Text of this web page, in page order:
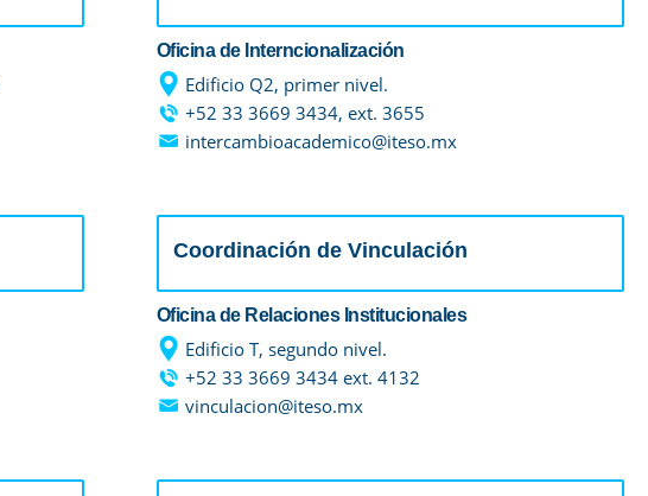
Oficina de Interncionalización
Edificio Q2, primer nivel.
+52 33 3669 3434, ext. 3655
intercambioacademico@iteso.mx
Coordinación de Vinculación
Oficina de Relaciones Institucionales
Edificio T, segundo nivel.
+52 33 3669 3434 ext. 4132
vinculacion@iteso.mx